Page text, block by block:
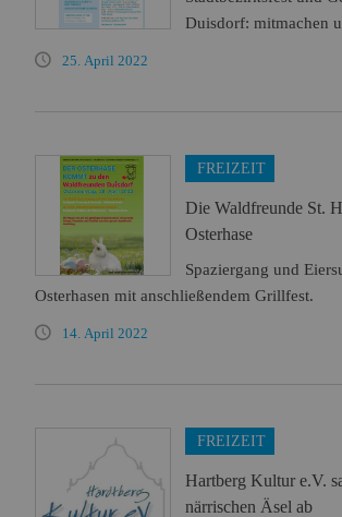
Duisdorf: mitmachen
25. April 2022
FREIZEIT
Die Waldfreunde St.
Osterhase
Spaziergang und
Osterhasen mit anschließendem Grillfest.
14. April 2022
FREIZEIT
Hartberg Kultur e.V.
närrischen Äsel ab